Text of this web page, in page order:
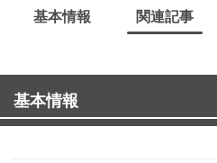
基本情報 関連記事
基本情報